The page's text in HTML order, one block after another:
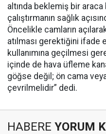
altında beklemiş bir araca
çalıştırmanın sağlık
Öncelikle camların
atılması gerektiğini ifade
kullanımına geçilmesi
içinde de hava üfleme
göğse değil; ön cama
çevrilmelidir” dedi.
HABERE YORUM